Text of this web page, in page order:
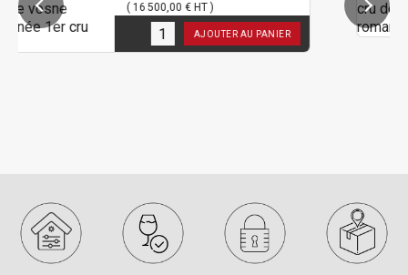
( 16 500,00 € HT )
2en stock AJOUTER AU PANIER